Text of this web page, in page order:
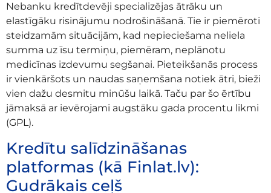
Nebanku kredītdevēji specializējas ātrāku un
elastīgāku risinājumu nodrošināšanā. Tie ir piemēroti
steidzamām situācijām, kad nepieciešama neliela
summa uz īsu termiņu, piemēram, neplānotu
medicīnas izdevumu segšanai. Pieteikšanās process
ir vienkāršots un naudas saņemšana notiek ātri, bieži
vien dažu desmitu minūšu laikā. Taču par šo ērtību
jāmaksā ar ievērojami augstāku gada procentu likmi
(GPL).
Kredītu salīdzināšanas
platformas (kā Finlat.lv):
Gudrākais ceļš